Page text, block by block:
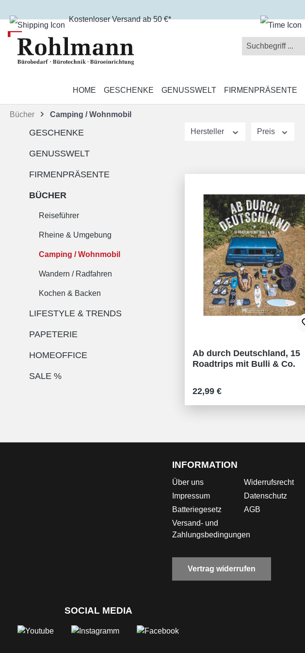
Kostenloser Versand ab 50 €*
HOME GESCHENKE GENUSSWELT FIRMENPRÄSENTE
Bücher Camping / Wohnmobil
GESCHENKE
GENUSSWELT
FIRMENPRÄSENTE
BÜCHER
Reiseführer
Rheine & Umgebung
Camping / Wohnmobil
Wandern / Radfahren
Kochen & Backen
LIFESTYLE & TRENDS
PAPETERIE
HOMEOFFICE
SALE %
Hersteller Preis
Ab durch Deutschland, 15
Roadtrips mit Bulli & Co.
Regulärer Preis:
22,99 €
INFORMATION
Über uns
Widerrufsrecht
Impressum
Datenschutz
Batteriegesetz
AGB
Versand- und
Zahlungsbedingungen
Vertrag widerrufen
SOCIAL MEDIA